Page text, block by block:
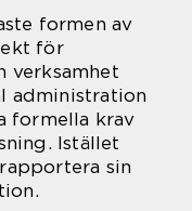
formen av
för
verksamhet
administration
formella krav
Istället
sin